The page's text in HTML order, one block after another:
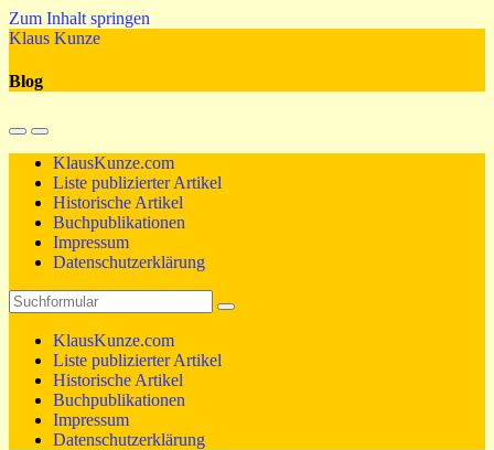
Zum Inhalt springen
Klaus Kunze
Blog
Mobil-
Menü
umschalten
Suchfeld
umschalten
KlausKunze.com
Liste publizierter Artikel
Historische Artikel
Buchpublikationen
Impressum
Datenschutzerklärung
Suchen
KlausKunze.com
Liste publizierter Artikel
Historische Artikel
Buchpublikationen
Impressum
Datenschutzerklärung